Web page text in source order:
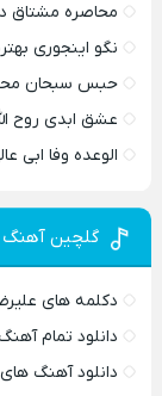
محاصره مشتاق
نگو اینجوری
حبس سبحان
عشق ابدی روح
الوعده وفا ابی
گلچین آهنگ
دکلمه های
دانلود تمام
دانلود آهنگ های